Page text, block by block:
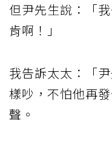
但尹先生說：「
肯啊！」
我告訴太太：「
樣吵，不怕他再
聲。